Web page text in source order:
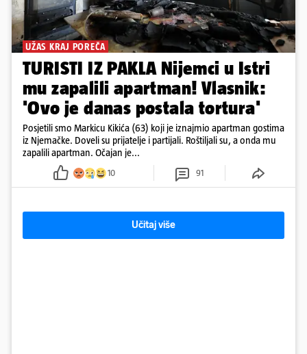
UŽAS KRAJ POREČA
TURISTI IZ PAKLA Nijemci u Istri
mu zapalili apartman! Vlasnik:
'Ovo je danas postala tortura'
Posjetili smo Markicu Kikića (63) koji je iznajmio apartman gostima
iz Njemačke. Doveli su prijatelje i partijali. Roštiljali su, a onda mu
zapalili apartman. Očajan je...
10 91
Učitaj više